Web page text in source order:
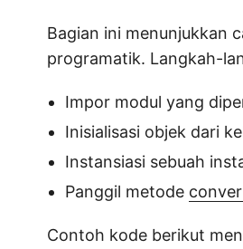
Bagian ini menunjukkan
programatik. Langkah-
Impor modul yang
Inisialisasi objek dari
Instansiasi sebuah
Panggil metode
Contoh kode berikut